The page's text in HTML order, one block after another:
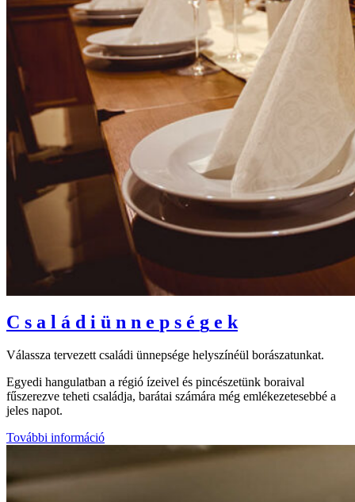
C s a l á d i ü n n e p s é g e k
Válassza tervezett családi ünnepsége helyszínéül borászatunkat.
Egyedi hangulatban a régió ízeivel és pincészetünk boraival
fűszerezve teheti családja, barátai számára még emlékezetesebbé a
jeles napot.
További információ